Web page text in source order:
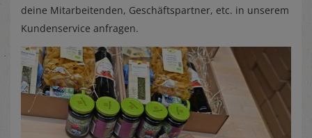
deine Mitarbeitenden, Geschäftspartner, etc. in unserem
Kundenservice anfragen.